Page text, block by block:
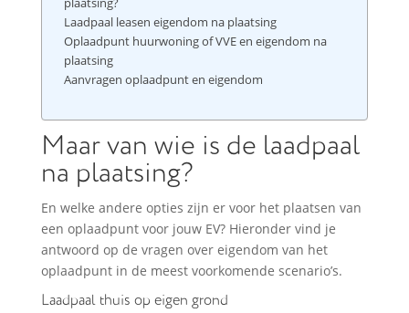
Laadpaal leasen eigendom na plaatsing
Oplaadpunt huurwoning of VVE en eigendom na
plaatsing
Aanvragen oplaadpunt en eigendom
Maar van wie is de laadpaal
na plaatsing?
En welke andere opties zijn er voor het plaatsen van
een oplaadpunt voor jouw EV? Hieronder vind je
antwoord op de vragen over eigendom van het
oplaadpunt in de meest voorkomende scenario’s.
Laadpaal thuis op eigen grond